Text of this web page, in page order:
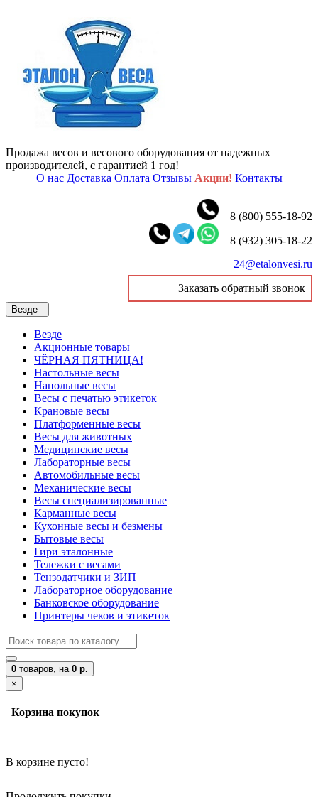
Продажа весов и весового оборудования от надежных
производителей, с гарантией 1 год!
О нас Доставка Оплата Отзывы Акции! Контакты
8 (800) 555-18-92
8 (932) 305-18-22
24@etalonvesi.ru
Заказать обратный звонок
Везде
Везде
Акционные товары
ЧЁРНАЯ ПЯТНИЦА!
Настольные весы
Напольные весы
Весы с печатью этикеток
Крановые весы
Платформенные весы
Весы для животных
Медицинские весы
Лабораторные весы
Автомобильные весы
Механические весы
Весы специализированные
Карманные весы
Кухонные весы и безмены
Бытовые весы
Гири эталонные
Тележки с весами
Тензодатчики и ЗИП
Лабораторное оборудование
Банковское оборудование
Принтеры чеков и этикеток
0 товаров, на 0 р.
×
Корзина покупок
В корзине пусто!